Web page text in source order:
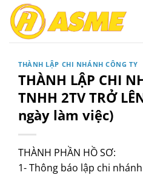
qua
THÀNH LẬP CHI NHÁNH CÔNG TY
THÀNH LẬP CHI
TNHH 2TV TRỞ
ngày làm việc)
THÀNH PHẦN HỒ SƠ:
1- Thông báo lập chi